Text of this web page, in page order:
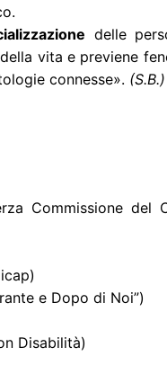
delle
vita e previene
connesse». (S.B.)
Commissione del
e Dopo di Noi”)
Disabilità)